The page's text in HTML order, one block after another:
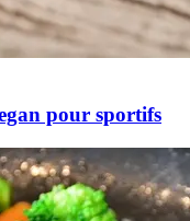
pour sportifs